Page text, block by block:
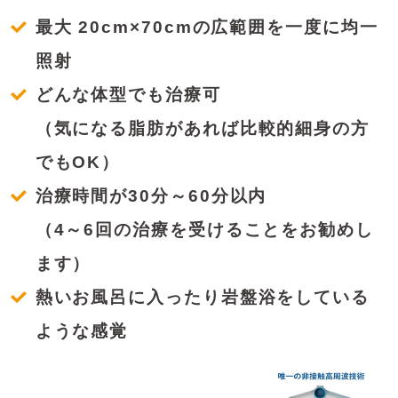
最大 20cm×70cmの広範囲を一度に均一
照射
どんな体型でも治療可
（気になる脂肪があれば比較的細身の方
でもOK）
治療時間が30分～60分以内
（4～6回の治療を受けることをお勧めし
ます）
熱いお風呂に入ったり岩盤浴をしている
ような感覚